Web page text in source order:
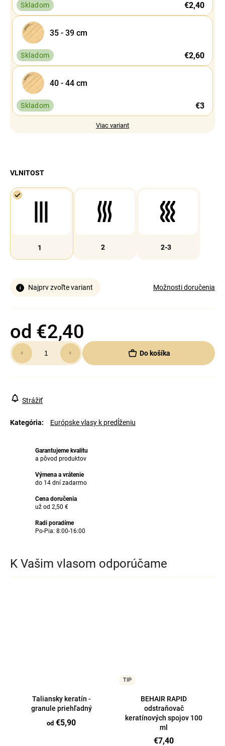
Skladom €2,40
35 - 39 cm
Skladom €2,60
40 - 44 cm
Skladom €3
Viac variant
VLNITOST
1 2 2-3
Najprv zvoľte variant Možnosti doručenia
od €2,40
Jednotková
cena:
Do košíka
Kategória: Európske vlasy k predĺženiu
Strážiť
Garantujeme kvalitu
a pôvod produktov
Výmena a vrátenie
do 14 dní zadarmo
Cena doručenia
už od 2,50 €
Radi poradíme
Po-Pia: 8:00-16:00
K Vašim vlasom odporúčame
Taliansky keratín -
granule priehľadný
od €5,90
TIP
BEHAIR RAPID
odstraňovač
keratínových spojov 100
ml
€7,40